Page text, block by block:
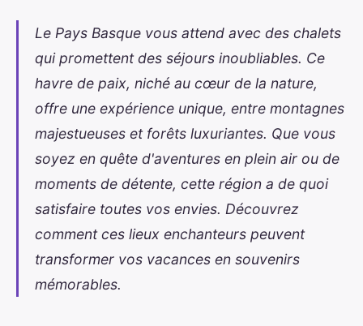
Location chalet pays basque :
des séjours inoubliables vous
attendent
•20 janvier 2025 •6 min de lecture
Le Pays Basque vous attend avec des chalets
qui promettent des séjours inoubliables. Ce
havre de paix, niché au cœur de la nature,
offre une expérience unique, entre montagnes
majestueuses et forêts luxuriantes. Que vous
soyez en quête d'aventures en plein air ou de
moments de détente, cette région a de quoi
satisfaire toutes vos envies. Découvrez
comment ces lieux enchanteurs peuvent
transformer vos vacances en souvenirs
mémorables.